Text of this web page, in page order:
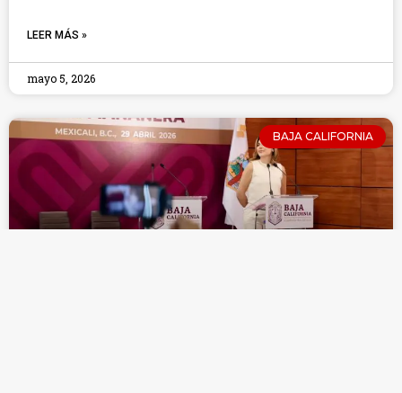
LEER MÁS »
mayo 5, 2026
BAJA CALIFORNIA